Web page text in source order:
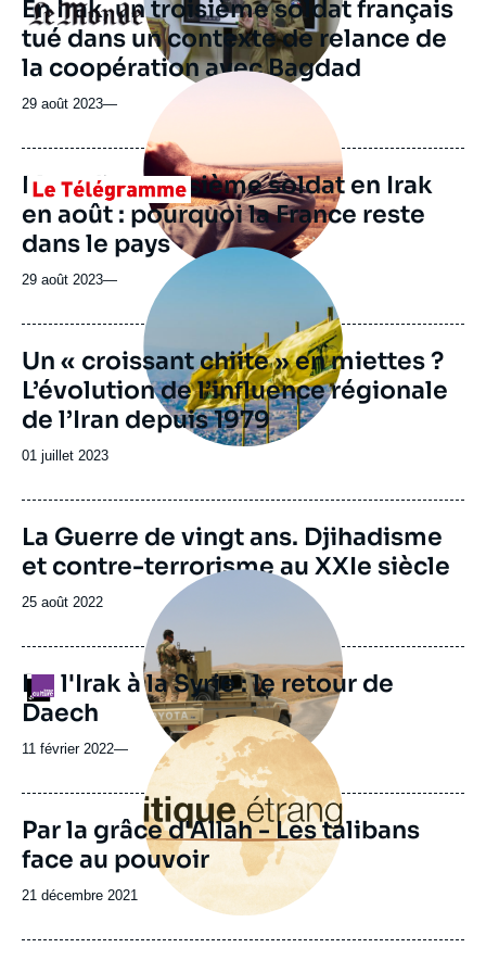
Logo
En Irak, un troisième soldat français
tué dans un contexte de relance de
la coopération avec Bagdad
29 août 2023—
Logo
Image
médiatique
Mort d’un troisième soldat en Irak
en août : pourquoi la France reste
dans le pays
29 août 2023—
Image
principale
Un « croissant chiite » en miettes ?
L’évolution de l’influence régionale
de l’Iran depuis 1979
Date
publication
01 juillet 2023
Image
de
couverture
la
La Guerre de vingt ans. Djihadisme
et contre-terrorisme au XXIe siècle
Date
publication
25 août 2022
Logo
Image
principale
médiatique
De l'Irak à la Syrie : le retour de
Daech
11 février 2022—
Image
principale
Par la grâce d'Allah - Les talibans
face au pouvoir
Date
publication
21 décembre 2021